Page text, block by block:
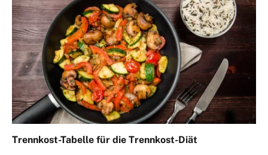
Trennkost-Tabelle für die Trennkost-Diät